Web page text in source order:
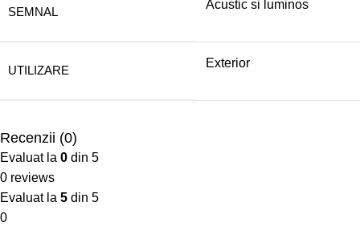
SEMNAL
Acustic si luminos
UTILIZARE
Exterior
Recenzii (0)
Evaluat la 0 din 5
0 reviews
Evaluat la 5 din 5
0